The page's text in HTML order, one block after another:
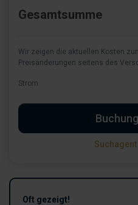
Gesamtsumme
Wir zeigen die aktuellen Kosten
Preisänderungen seitens des
Strom
Oft gezeigt!